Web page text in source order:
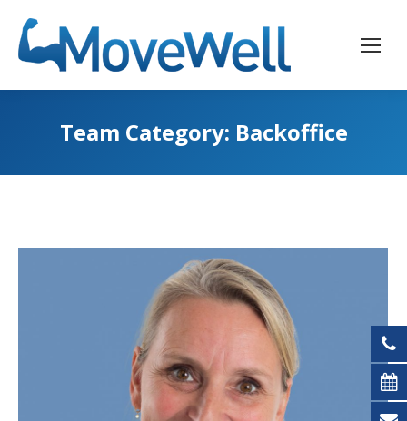
Team Category: Backoffice